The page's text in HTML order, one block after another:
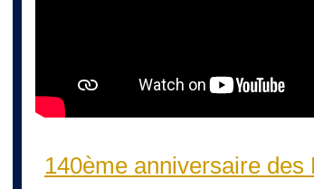
140ème anniversaire des